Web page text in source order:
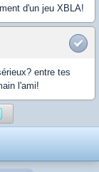
d'un jeu XBLA!
entre tes
l'ami!